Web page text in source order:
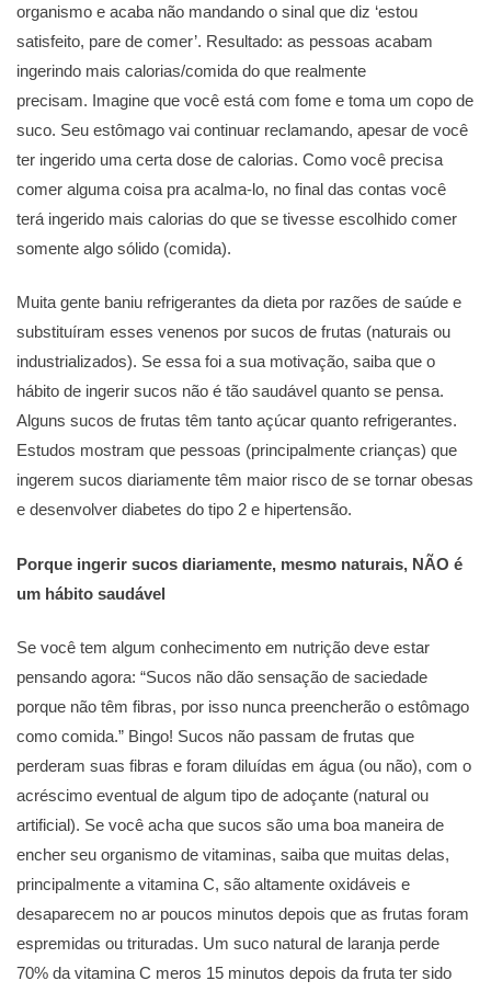
organismo e acaba não mandando o sinal que diz ‘estou
satisfeito, pare de comer’. Resultado: as pessoas acabam
ingerindo mais calorias/comida do que realmente
precisam. Imagine que você está com fome e toma um copo de
suco. Seu estômago vai continuar reclamando, apesar de você
ter ingerido uma certa dose de calorias. Como você precisa
comer alguma coisa pra acalma-lo, no final das contas você
terá ingerido mais calorias do que se tivesse escolhido comer
somente algo sólido (comida).
Muita gente baniu refrigerantes da dieta por razões de saúde e
substituíram esses venenos por sucos de frutas (naturais ou
industrializados). Se essa foi a sua motivação, saiba que o
hábito de ingerir sucos não é tão saudável quanto se pensa.
Alguns sucos de frutas têm tanto açúcar quanto refrigerantes.
Estudos mostram que pessoas (principalmente crianças) que
ingerem sucos diariamente têm maior risco de se tornar obesas
e desenvolver diabetes do tipo 2 e hipertensão.
Porque ingerir sucos diariamente, mesmo naturais, NÃO é
um hábito saudável
Se você tem algum conhecimento em nutrição deve estar
pensando agora: “Sucos não dão sensação de saciedade
porque não têm fibras, por isso nunca preencherão o estômago
como comida.” Bingo! Sucos não passam de frutas que
perderam suas fibras e foram diluídas em água (ou não), com o
acréscimo eventual de algum tipo de adoçante (natural ou
artificial). Se você acha que sucos são uma boa maneira de
encher seu organismo de vitaminas, saiba que muitas delas,
principalmente a vitamina C, são altamente oxidáveis e
desaparecem no ar poucos minutos depois que as frutas foram
espremidas ou trituradas. Um suco natural de laranja perde
70% da vitamina C meros 15 minutos depois da fruta ter sido